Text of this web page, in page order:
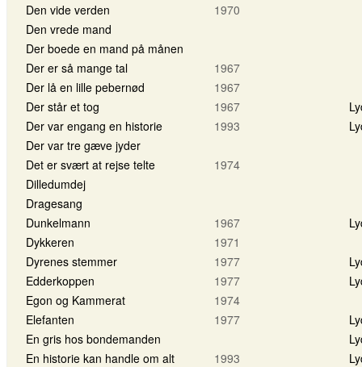
Den vide verden
1970
Den vrede mand
Der boede en mand på månen
Der er så mange tal
1967
Der lå en lille pebernød
1967
Der står et tog
1967
Der var engang en historie
1993
Der var tre gæve jyder
Det er svært at rejse telte
1974
Dilledumdej
Dragesang
Dunkelmann
1967
Dykkeren
1971
Dyrenes stemmer
1977
Edderkoppen
1977
Egon og Kammerat
1974
Elefanten
1977
En gris hos bondemanden
En historie kan handle om alt
1993